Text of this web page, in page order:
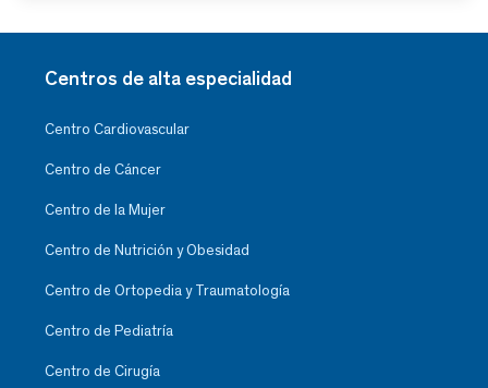
Centros de alta especialidad
Centro Cardiovascular
Centro de Cáncer
Centro de la Mujer
Centro de Nutrición y Obesidad
Centro de Ortopedia y Traumatología
Centro de Pediatría
Centro de Cirugía